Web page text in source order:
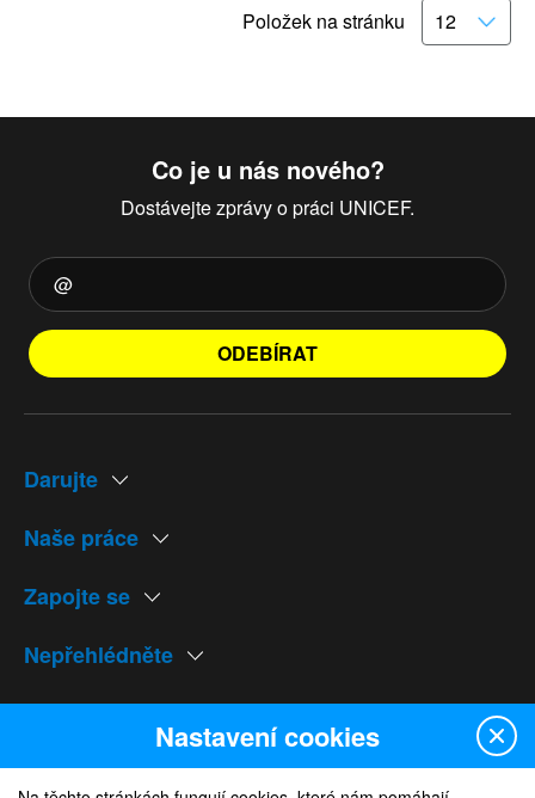
Položek na stránku
Co je u nás nového?
Dostávejte zprávy o práci UNICEF.
ODEBÍRAT
Darujte
Naše práce
Zapojte se
Nepřehlédněte
Naše weby
Nastavení cookies